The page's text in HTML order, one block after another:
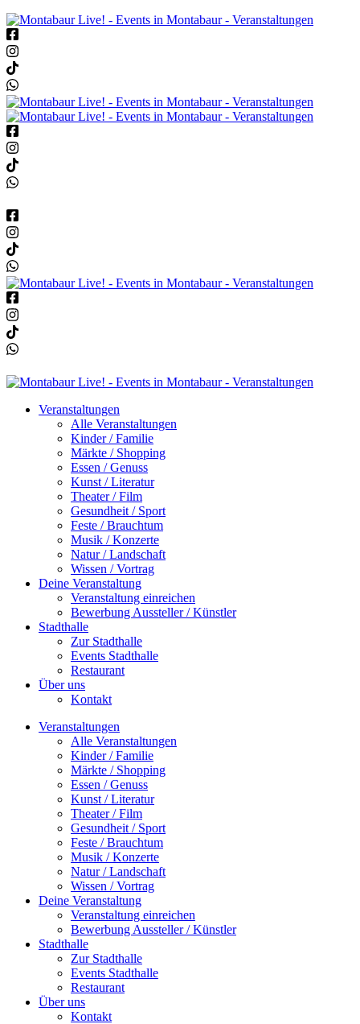
Veranstaltungen
Alle Veranstaltungen
Kinder / Familie
Märkte / Shopping
Essen / Genuss
Kunst / Literatur
Theater / Film
Gesundheit / Sport
Feste / Brauchtum
Musik / Konzerte
Natur / Landschaft
Wissen / Vortrag
Deine Veranstaltung
Veranstaltung einreichen
Bewerbung Aussteller / Künstler
Stadthalle
Zur Stadthalle
Events Stadthalle
Restaurant
Über uns
Kontakt
Veranstaltungen
Alle Veranstaltungen
Kinder / Familie
Märkte / Shopping
Essen / Genuss
Kunst / Literatur
Theater / Film
Gesundheit / Sport
Feste / Brauchtum
Musik / Konzerte
Natur / Landschaft
Wissen / Vortrag
Deine Veranstaltung
Veranstaltung einreichen
Bewerbung Aussteller / Künstler
Stadthalle
Zur Stadthalle
Events Stadthalle
Restaurant
Über uns
Kontakt